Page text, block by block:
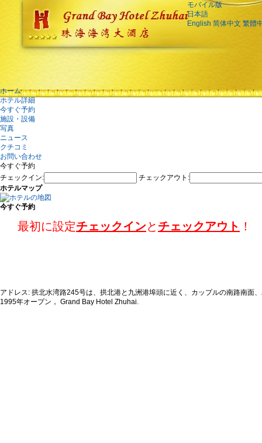
モバイル版
日本語
English 简体中文 繁體
ホーム
ホテル詳細
今すぐ予約
施設・設備
写真
ニュース
クチコミ
お問い合わせ
今すぐ予約
チェックイン:
チェックアウト:
ホテルマップ
今すぐ予約
最初に設定チェックインと チェックアウト ！
アドレス: 拱北水湾路245号は、拱北港と九洲港埠頭に近く、カップルの南路南面
1995年オープン， Grand Bay Hotel Zhuhai.